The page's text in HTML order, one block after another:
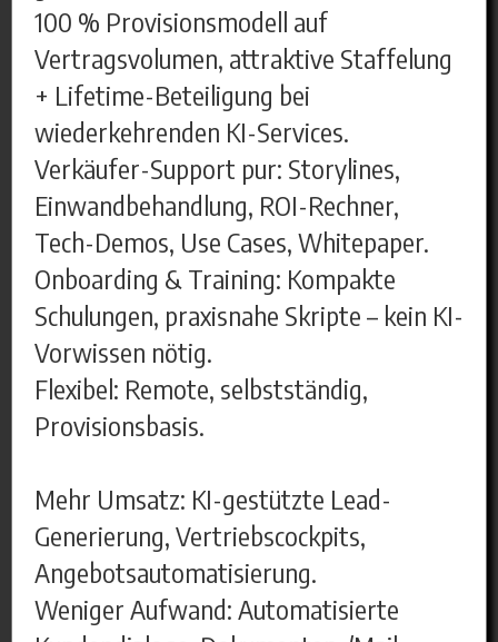
100 % Provisionsmodell auf
Vertragsvolumen, attraktive Staffelung
+ Lifetime-Beteiligung bei
wiederkehrenden KI-Services.
Verkäufer-Support pur: Storylines,
Einwandbehandlung, ROI-Rechner,
Tech-Demos, Use Cases, Whitepaper.
Onboarding & Training: Kompakte
Schulungen, praxisnahe Skripte – kein KI-
Vorwissen nötig.
Flexibel: Remote, selbstständig,
Provisionsbasis.
Mehr Umsatz: KI-gestützte Lead-
Generierung, Vertriebscockpits,
Angebotsautomatisierung.
Weniger Aufwand: Automatisierte